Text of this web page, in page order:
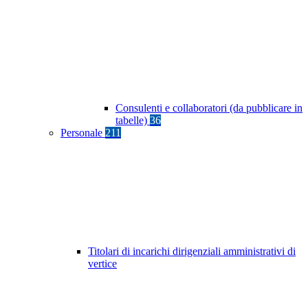
Consulenti e collaboratori (da pubblicare in
tabelle) 36
Personale 211
Titolari di incarichi dirigenziali amministrativi di
vertice